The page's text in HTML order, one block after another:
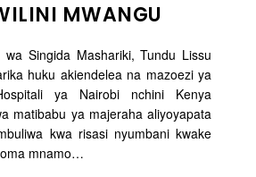
MWANGU
Singida Mashariki, Tundu Lissu
huku akiendelea na mazoezi ya
ya Nairobi nchini Kenya
matibabu ya majeraha aliyoyapata
kwa risasi nyumbani kwake
mnamo…